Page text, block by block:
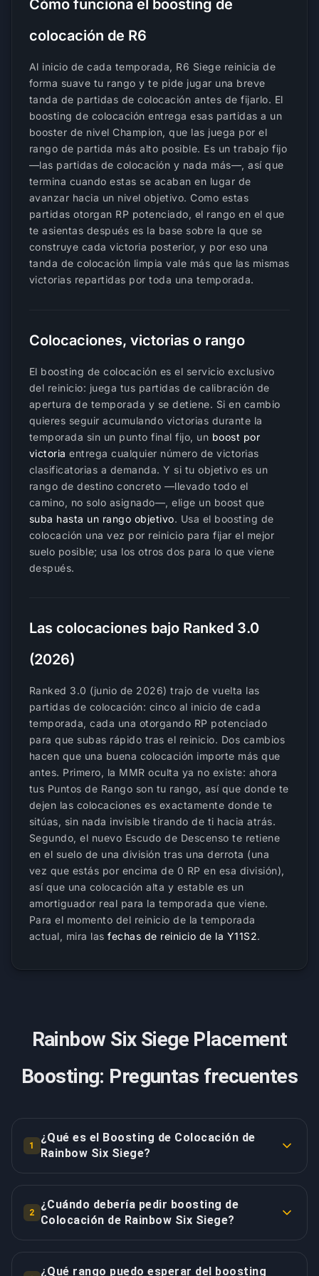
Cómo funciona el boosting de
colocación de R6
Al inicio de cada temporada, R6 Siege reinicia de
forma suave tu rango y te pide jugar una breve
tanda de partidas de colocación antes de fijarlo. El
boosting de colocación entrega esas partidas a un
booster de nivel Champion, que las juega por el
rango de partida más alto posible. Es un trabajo fijo
—las partidas de colocación y nada más—, así que
termina cuando estas se acaban en lugar de
avanzar hacia un nivel objetivo. Como estas
partidas otorgan RP potenciado, el rango en el que
te asientas después es la base sobre la que se
construye cada victoria posterior, y por eso una
tanda de colocación limpia vale más que las mismas
victorias repartidas por toda una temporada.
Colocaciones, victorias o rango
El boosting de colocación es el servicio exclusivo
del reinicio: juega tus partidas de calibración de
apertura de temporada y se detiene. Si en cambio
quieres seguir acumulando victorias durante la
temporada sin un punto final fijo, un boost por
victoria entrega cualquier número de victorias
clasificatorias a demanda. Y si tu objetivo es un
rango de destino concreto —llevado todo el
camino, no solo asignado—, elige un boost que
suba hasta un rango objetivo. Usa el boosting de
colocación una vez por reinicio para fijar el mejor
suelo posible; usa los otros dos para lo que viene
después.
Las colocaciones bajo Ranked 3.0
(2026)
Ranked 3.0 (junio de 2026) trajo de vuelta las
partidas de colocación: cinco al inicio de cada
temporada, cada una otorgando RP potenciado
para que subas rápido tras el reinicio. Dos cambios
hacen que una buena colocación importe más que
antes. Primero, la MMR oculta ya no existe: ahora
tus Puntos de Rango son tu rango, así que donde te
dejen las colocaciones es exactamente donde te
sitúas, sin nada invisible tirando de ti hacia atrás.
Segundo, el nuevo Escudo de Descenso te retiene
en el suelo de una división tras una derrota (una
vez que estás por encima de 0 RP en esa división),
así que una colocación alta y estable es un
amortiguador real para la temporada que viene.
Para el momento del reinicio de la temporada
actual, mira lasfechas de reinicio de la Y11S2.
Rainbow Six Siege Placement
Boosting: Preguntas frecuentes
1
¿Qué es el Boosting de Colocación de
Rainbow Six Siege?
maneja tus 10 partidas de colocación cruciales cada
temporada que determinan tu rango competitivo
amplificados - cada victoria/derrota impacta
significativamente tu colocación final más que
2
¿Cuándo debería pedir boosting de
Colocación de Rainbow Six Siege?
rango estacional y las partidas de colocación estén
¿Qué rango puedo esperar del boosting